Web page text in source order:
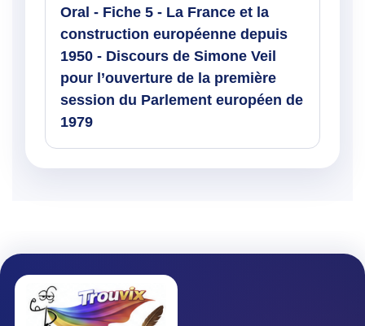
Oral - Fiche 5 - La France et la
construction européenne depuis
1950 - Discours de Simone Veil
pour l’ouverture de la première
session du Parlement européen de
1979